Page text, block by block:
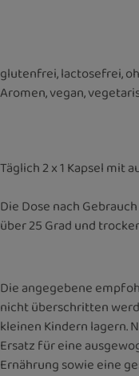
glutenfrei, lactosefrei,
Aromen, vegan,
Täglich 2 x 1 Kapsel mit
Die Dose nach
über 25 Grad und
Die angegebene
nicht überschritten
kleinen Kindern lagern.
Ersatz für eine
Ernährung sowie eine